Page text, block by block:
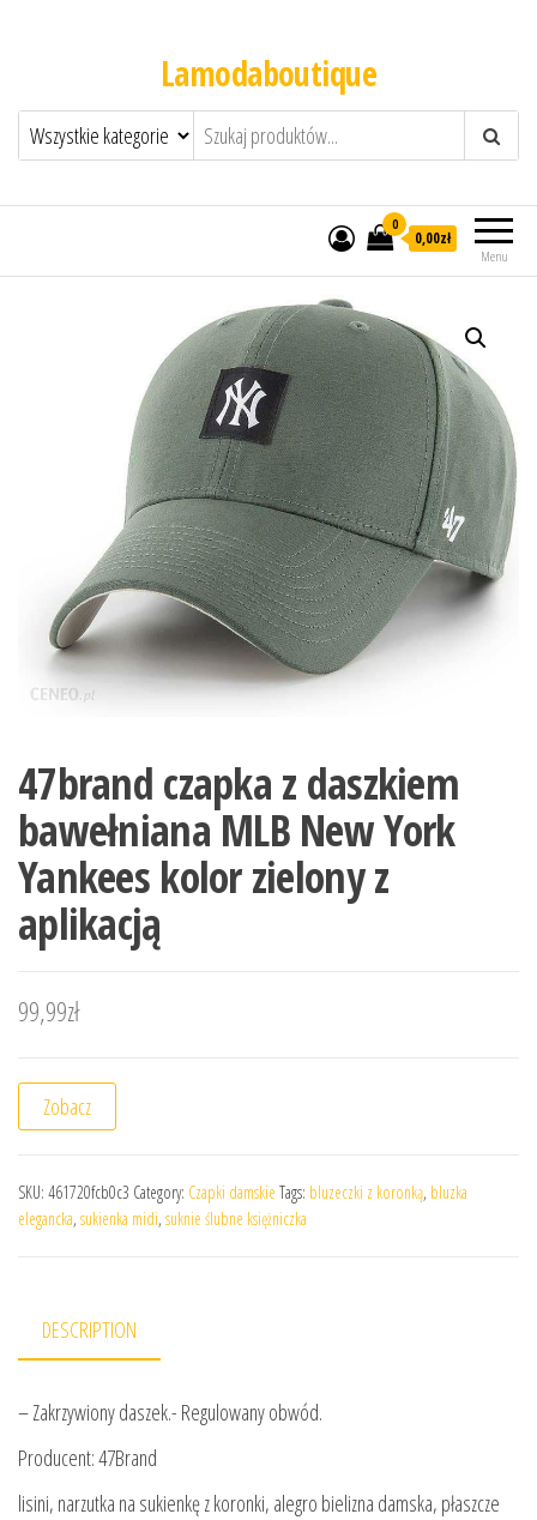
Lamodaboutique
Menu
0
0,00zł
47brand czapka z daszkiem
bawełniana MLB New York
Yankees kolor zielony z
aplikacją
99,99zł
Zobacz
SKU: 461720fcb0c3 Category: Czapki damskie Tags: bluzeczki z koronką, bluzka
elegancka, sukienka midi, suknie ślubne księżniczka
DESCRIPTION
– Zakrzywiony daszek.- Regulowany obwód.
Producent: 47Brand
lisini, narzutka na sukienkę z koronki, alegro bielizna damska, płaszcze